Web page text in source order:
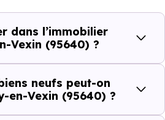
et les typologies de biens les
en-Vexin (95640) dispose de 0
médicales et 1 établissements
du quotidien qui constituent
dans l’immobilier
Vexin (95640) ?
neufs peut-on
en-Vexin (95640) ?